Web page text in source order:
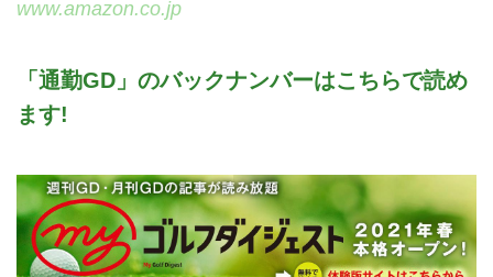
www.amazon.co.jp
「通勤GD」のバックナンバーはこちらで読め
ます!